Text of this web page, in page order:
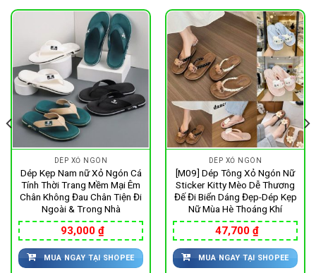
DÉP XỎ NGÓN
Dép Kẹp Nam nữ Xỏ Ngón Cá
Tính Thời Trang Mềm Mại Êm
Chân Không Đau Chân Tiện Đi
Ngoài & Trong Nhà
93,000 ₫
MUA NGAY TẠI SHOPEE
DÉP XỎ NGÓN
[M09] Dép Tông Xỏ Ngón Nữ
Sticker Kitty Mèo Dễ Thương
Đế Đi Biển Dáng Đẹp-Dép Kẹp
Nữ Mùa Hè Thoáng Khí
47,700 ₫
MUA NGAY TẠI SHOPEE